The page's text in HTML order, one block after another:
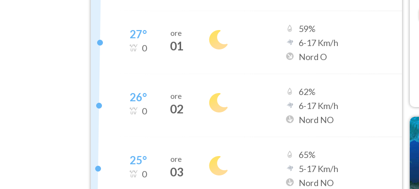
27°
0
ore
01
59%
6-17 Km/h
Nord O
26°
0
ore
02
62%
6-17 Km/h
Nord NO
25°
0
ore
03
65%
5-17 Km/h
Nord NO